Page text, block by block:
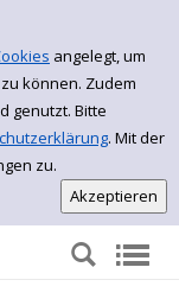
angelegt, um
können. Zudem
genutzt. Bitte
. Mit der
zu.